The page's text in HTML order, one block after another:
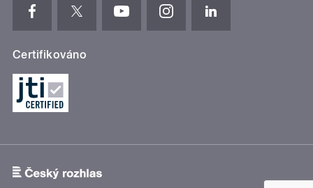
Certifikováno